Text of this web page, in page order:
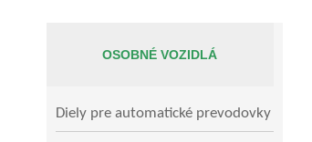
OSOBNÉ VOZIDLÁ
Diely pre automatické prevodovky